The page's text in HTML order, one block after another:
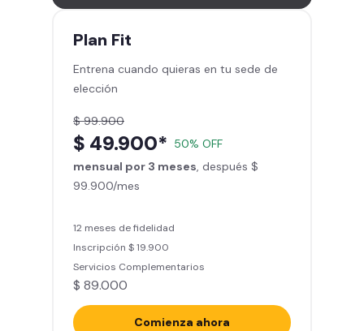
Derecho a traer un invitado 5
Smart Spa (Relájate en los sillones
de masajes)
Descuentos especiales en marcas
Smart Fit App (Tu plan de
entrenamiento personalizado)
Clases grupales con profesores*
(Sujeto a disponibilidad de salón
Acceso a todas las áreas de la
sede
Plan Fit
Entrena cuando quieras en tu sede de
elección
$ 99.900
$ 49.900* 50% OFF
mensual por 3 meses , después $
99.900/mes
12 meses de fidelidad
Inscripción $ 19.900
Servicios Complementarios
$ 89.000
Comienza ahora